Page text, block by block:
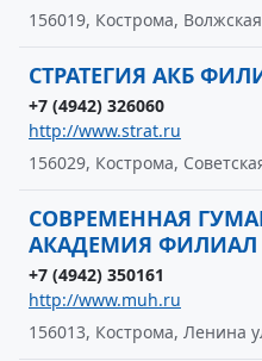
156019, Кострома,
СТРАТЕГИЯ АКБ
+7 (4942) 326060
http://www.strat.ru
156029, Кострома,
СОВРЕМЕННАЯ
АКАДЕМИЯ ФИЛИАЛ
+7 (4942) 350161
http://www.muh.ru
156013, Кострома, Ленина